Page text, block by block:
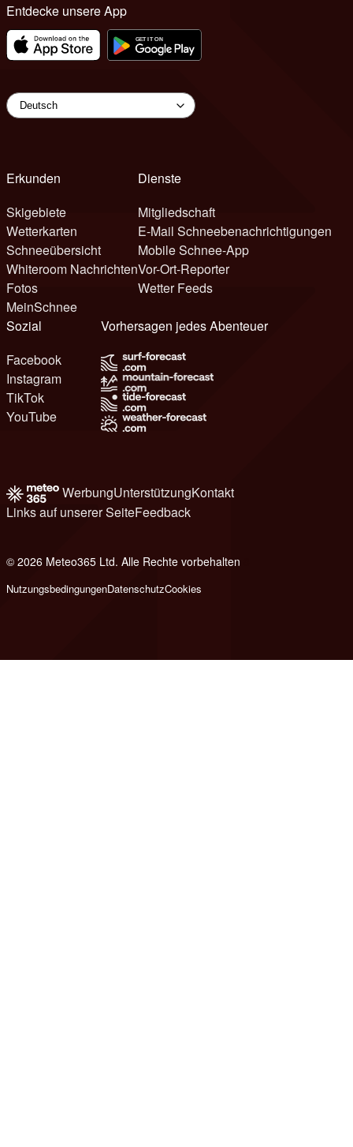
Entdecke unsere App
Erkunden
Skigebiete
Wetterkarten
Schneeübersicht
Whiteroom Nachrichten
Fotos
MeinSchnee
Dienste
Mitgliedschaft
E-Mail Schneebenachrichtigungen
Mobile Schnee-App
Vor-Ort-Reporter
Wetter Feeds
Sozial
Facebook
Instagram
TikTok
YouTube
Vorhersagen jedes Abenteuer
WerbungUnterstützungKontakt
Links auf unserer SeiteFeedback
© 2026 Meteo365 Ltd. Alle Rechte vorbehalten
NutzungsbedingungenDatenschutzCookies